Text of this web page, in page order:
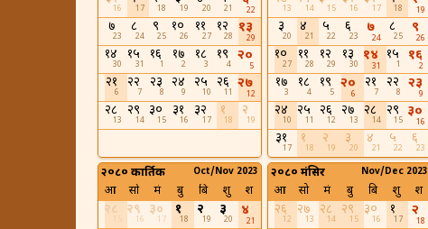
16 17 18 19 20 21 22
७
23
८
24
९
25
१०
26
११
27
१२
28
१३
29
१४
30
१५
31
१६
1
१७
2
१८
3
१९
4
२०
5
२१
6
२२
7
२३
8
२४
9
२५
10
२६
11
२७
12
२८
13
२९
14
३०
15
३१
16
३२
17
१
18
२
19
13 14 15 16 17 18 19
३
20
४
21
५
22
६
23
७
24
८
25
९
26
१०
27
११
28
१२
29
१३
30
१४
31
१५
1
१६
2
१७
3
१८
4
१९
5
२०
6
२१
7
२२
8
२३
9
२४
10
२५
11
२६
12
२७
13
२८
14
२९
15
३०
16
३१
17
१
18
२
19
३
20
४
21
५
22
६
23
२०८० कार्तिक Oct/Nov 2023
आ सो मं बु बि शु श
२९
16
३०
17
१
18
२
19
३
20
४
21
२०८० मंसिर Nov/Dec 2023
आ सो मं बु बि शु श
२६
12
२७
13
२८
14
२९
15
३०
16
१
17
२
18